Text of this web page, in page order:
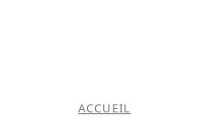
ACCUEIL